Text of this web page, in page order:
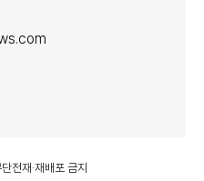
전재·재배포 금지